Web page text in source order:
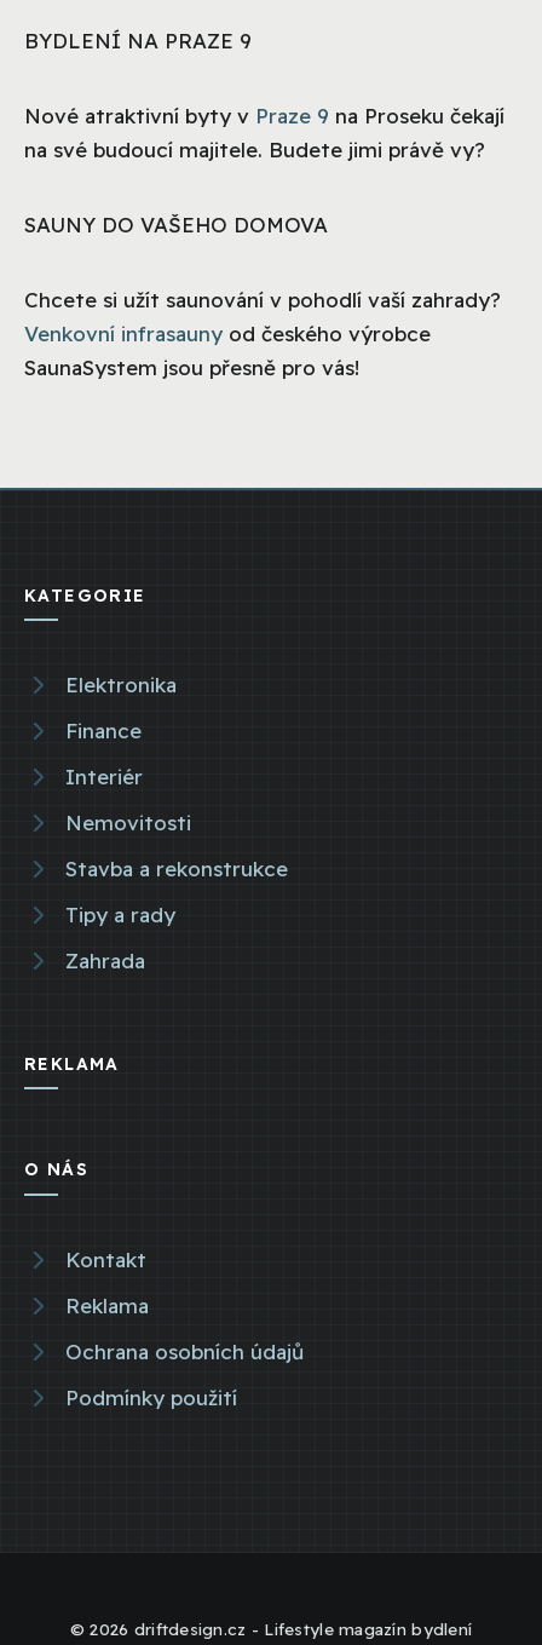
BYDLENÍ NA PRAZE 9
Nové atraktivní byty v Praze 9 na Proseku čekají
na své budoucí majitele. Budete jimi právě vy?
SAUNY DO VAŠEHO DOMOVA
Chcete si užít saunování v pohodlí vaší zahrady?
Venkovní infrasauny od českého výrobce
SaunaSystem jsou přesně pro vás!
KATEGORIE
Elektronika
Finance
Interiér
Nemovitosti
Stavba a rekonstrukce
Tipy a rady
Zahrada
REKLAMA
O NÁS
Kontakt
Reklama
Ochrana osobních údajů
Podmínky použití
© 2026 driftdesign.cz - Lifestyle magazín bydlení